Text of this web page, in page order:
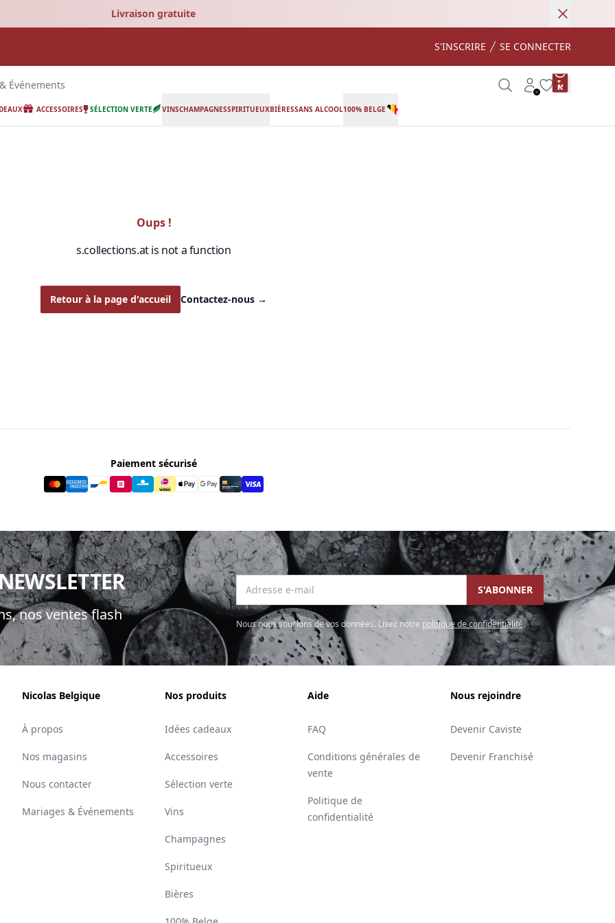
Livraison gratuite Annuler
S'INSCRIRE SE CONNECTER
Événements SearchAccount
Wishlistproduct
ACCESSOIRES SÉLECTION VERTE VINSCHAMPAGNESSPIRITUEUXBIÈRESSANS ALCOOL100% BELGE
Oups !
s.collections.at is not a function
Retour à la page d'accueil Contactez-nous →
Paiement sécurisé
nos ventes flash
Adresse e-mail S'ABONNER
Nous nous soucions de vos données. Lisez notre politique de confidentialité.
Nicolas Belgique
À propos
Nos magasins
Nous contacter
Mariages & Événements
Nos produits
Idées cadeaux
Accessoires
Sélection verte
Vins
Champagnes
Spiritueux
Bières
Aide
FAQ
Conditions générales de
vente
Politique de
confidentialité
Nous rejoindre
Devenir Caviste
Devenir Franchisé